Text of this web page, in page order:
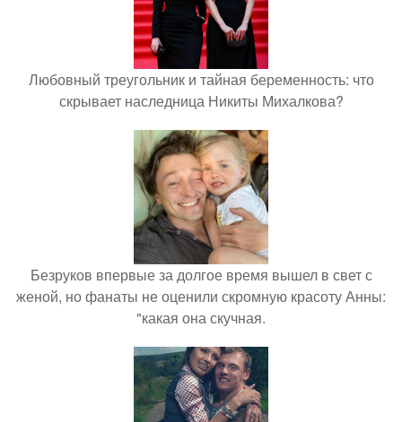
Любовный треугольник и тайная беременность: что
скрывает наследница Никиты Михалкова?
Безруков впервые за долгое время вышел в свет с
женой, но фанаты не оценили скромную красоту Анны:
"какая она скучная.